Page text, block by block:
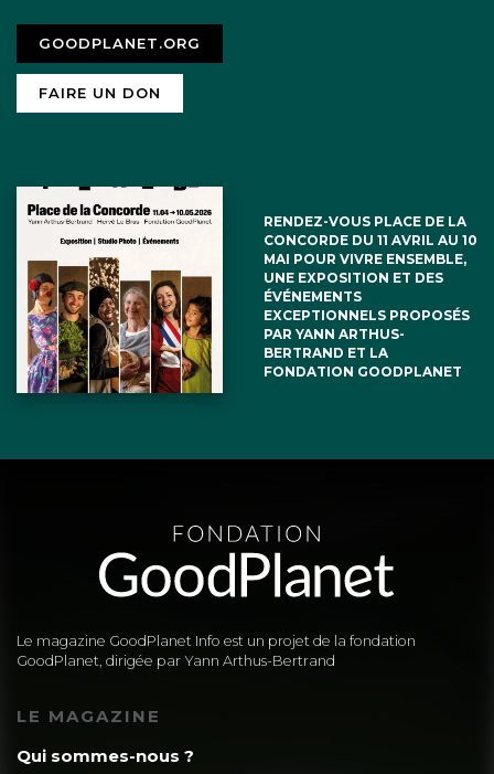
GOODPLANET.ORG
FAIRE UN DON
RENDEZ-VOUS PLACE DE LA
CONCORDE DU 11 AVRIL AU 10
MAI POUR VIVRE ENSEMBLE,
UNE EXPOSITION ET DES
ÉVÉNEMENTS
EXCEPTIONNELS PROPOSÉS
PAR YANN ARTHUS-
BERTRAND ET LA
FONDATION GOODPLANET
Le magazine GoodPlanet Info est un projet de la fondation
GoodPlanet, dirigée par Yann Arthus-Bertrand
LE MAGAZINE
Qui sommes-nous ?